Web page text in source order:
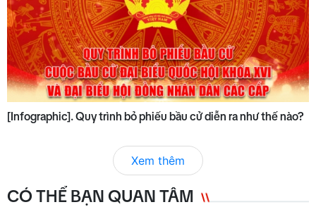
[Infographic]. Quy trình bỏ phiếu bầu cử diễn ra như thế nào?
Xem thêm
CÓ THỂ BẠN QUAN TÂM